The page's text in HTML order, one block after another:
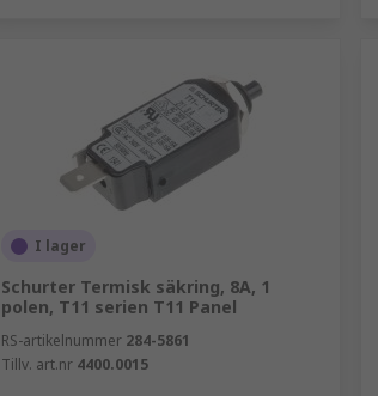
I lager
Schurter Termisk säkring, 8A, 1
polen, T11 serien T11 Panel
RS-artikelnummer 284-5861
Tillv. art.nr 4400.0015